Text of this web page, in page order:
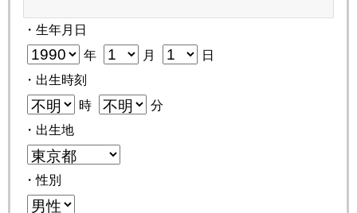
・生年月日
年 月
日
・出生時刻
時
分
・出生地
・性別